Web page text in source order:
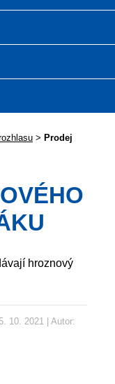
> Prodej
hroznový
10. 2021 | Autor: